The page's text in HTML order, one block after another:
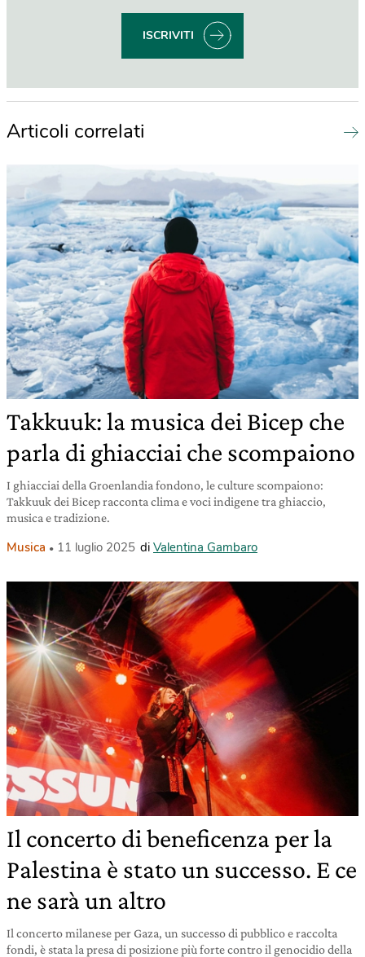
ISCRIVITI
Articoli correlati
Takkuuk: la musica dei Bicep che
parla di ghiacciai che scompaiono
I ghiacciai della Groenlandia fondono, le culture scompaiono:
Takkuuk dei Bicep racconta clima e voci indigene tra ghiaccio,
musica e tradizione.
Musica 11 luglio 2025 di Valentina Gambaro
Il concerto di beneficenza per la
Palestina è stato un successo. E ce
ne sarà un altro
Il concerto milanese per Gaza, un successo di pubblico e raccolta
fondi, è stata la presa di posizione più forte contro il genocidio della